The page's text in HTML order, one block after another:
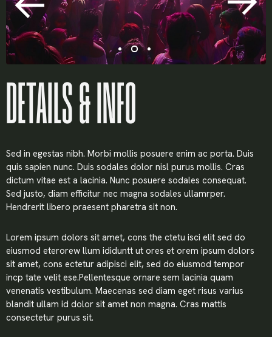
X
LOGIN
Password*
Remember me
LOGIN
DETAILS & INFO
Sed in egestas nibh. Morbi mollis posuere enim ac porta. Duis
quis sapien nunc. Duis sodales dolor nisl purus mollis. Cras
dictum vitae est a lacinia. Nunc posuere sodales consequat.
Sed justo, diam efficitur nec magna sodales ullamrper.
Hendrerit libero praesent pharetra sit non.
Lorem ipsum dolors sit amet, cons the ctetu isci elit sed do
eiusmod eterorew llum ididuntt ut ores et orem ipsum dolors
sit amet, cons ectetur adipisci elit, sed do eiusmod tempor
incp tate velit ese.Pellentesque ornare sem lacinia quam
venenatis vestibulum. Maecenas sed diam eget risus varius
blandit ullam id dolor sit amet non magna. Cras mattis
consectetur purus sit.